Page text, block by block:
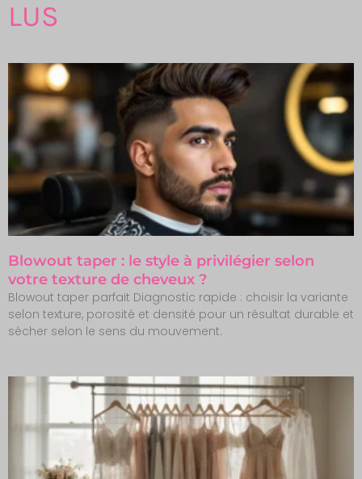
LUS
Blowout taper : le style à privilégier selon
votre texture de cheveux ?
Blowout taper parfait Diagnostic rapide : choisir la variante
selon texture, porosité et densité pour un résultat durable et
sécher selon le sens du mouvement.